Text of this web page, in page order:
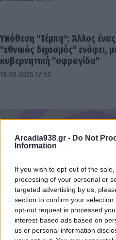
Arcadia938.gr - Do Not
Information
If you wish to opt-out of the
processing of your personal or
targeted advertising by us,
section to confirm your
opt-out request is processed
interest-based ads based on
us or personal information
Υπόθεση "Τέμπη": Άλλος ένας
"εθνικός διχασμός" ενόψει,
κυβερνητική "σφραγίδα"
19.02.2025 17:52
Η..."πεινασμένη" για